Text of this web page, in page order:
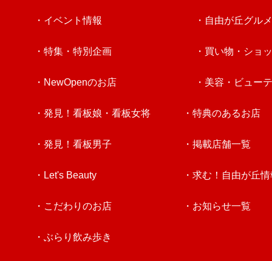
・イベント情報
・特集・特別企画
・NewOpenのお店
・発見！看板娘・看板女将
・発見！看板男子
・Let's Beauty
・こだわりのお店
・ぶらり飲み歩き
・自由が丘グルメ
・買い物・ショ
・美容・ビュー
・特典のあるお店
・掲載店舗一覧
・求む！自由が丘
・お知らせ一覧